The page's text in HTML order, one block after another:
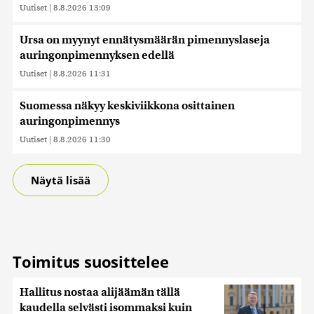
Uutiset | 8.8.2026 13:09
Ursa on myynyt ennätysmäärän pimennyslaseja
auringonpimennyksen edellä
Uutiset | 8.8.2026 11:31
Suomessa näkyy keskiviikkona osittainen
auringonpimennys
Uutiset | 8.8.2026 11:30
Näytä lisää
Toimitus suosittelee
Hallitus nostaa alijäämän tällä
kaudella selvästi isommaksi kuin